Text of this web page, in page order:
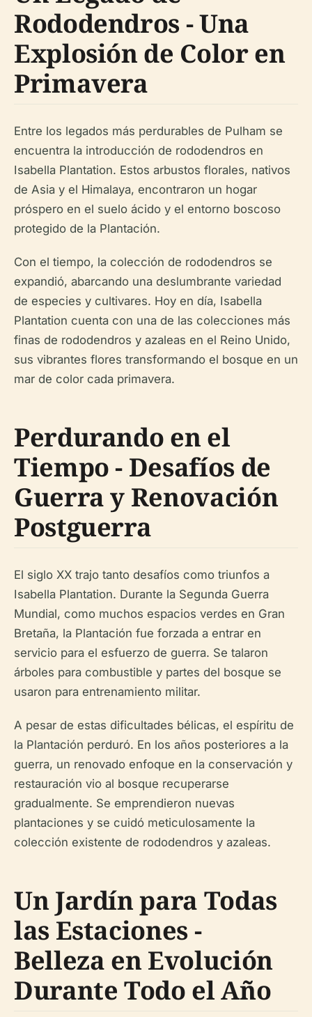
Rododendros - Una
Explosión de Color en
Primavera
Entre los legados más perdurables de Pulham se
encuentra la introducción de rododendros en
Isabella Plantation. Estos arbustos florales, nativos
de Asia y el Himalaya, encontraron un hogar
próspero en el suelo ácido y el entorno boscoso
protegido de la Plantación.
Con el tiempo, la colección de rododendros se
expandió, abarcando una deslumbrante variedad
de especies y cultivares. Hoy en día, Isabella
Plantation cuenta con una de las colecciones más
finas de rododendros y azaleas en el Reino Unido,
sus vibrantes flores transformando el bosque en un
mar de color cada primavera.
Perdurando en el
Tiempo - Desafíos de
Guerra y Renovación
Postguerra
El siglo XX trajo tanto desafíos como triunfos a
Isabella Plantation. Durante la Segunda Guerra
Mundial, como muchos espacios verdes en Gran
Bretaña, la Plantación fue forzada a entrar en
servicio para el esfuerzo de guerra. Se talaron
árboles para combustible y partes del bosque se
usaron para entrenamiento militar.
A pesar de estas dificultades bélicas, el espíritu de
la Plantación perduró. En los años posteriores a la
guerra, un renovado enfoque en la conservación y
restauración vio al bosque recuperarse
gradualmente. Se emprendieron nuevas
plantaciones y se cuidó meticulosamente la
colección existente de rododendros y azaleas.
Un Jardín para Todas
las Estaciones -
Belleza en Evolución
Durante Todo el Año